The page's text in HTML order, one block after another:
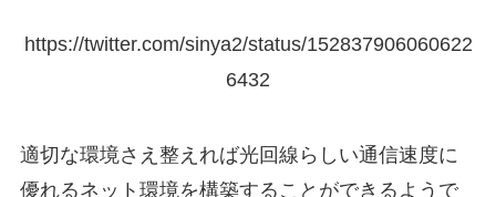
https://twitter.com/sinya2/status/152837906060622
6432
適切な環境さえ整えれば光回線らしい通信速度に
優れるネット環境を構築することができるようで